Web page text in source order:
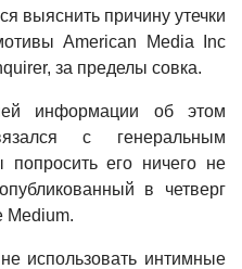
выяснить причину утечки
American Media Inc
за пределы совка.
информации об этом
с генеральным
попросить его ничего не
в четверг
использовать интимные